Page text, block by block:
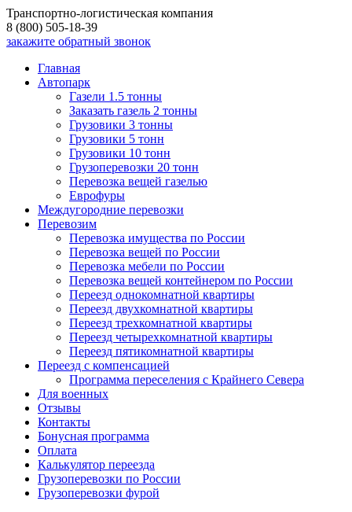
Транспортно-логистическая компания
8 (800) 505-18-39
закажите обратный звонок
Главная
Автопарк
Газели 1.5 тонны
Заказать газель 2 тонны
Грузовики 3 тонны
Грузовики 5 тонн
Грузовики 10 тонн
Грузоперевозки 20 тонн
Перевозка вещей газелью
Еврофуры
Междугородние перевозки
Перевозим
Перевозка имущества по России
Перевозка вещей по России
Перевозка мебели по России
Перевозка вещей контейнером по России
Переезд однокомнатной квартиры
Переезд двухкомнатной квартиры
Переезд трехкомнатной квартиры
Переезд четырехкомнатной квартиры
Переезд пятикомнатной квартиры
Переезд с компенсацией
Программа переселения с Крайнего Севера
Для военных
Отзывы
Контакты
Бонусная программа
Оплата
Калькулятор переезда
Грузоперевозки по России
Грузоперевозки фурой